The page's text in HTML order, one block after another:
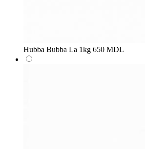
Hubba Bubba La 1kg 650 MDL